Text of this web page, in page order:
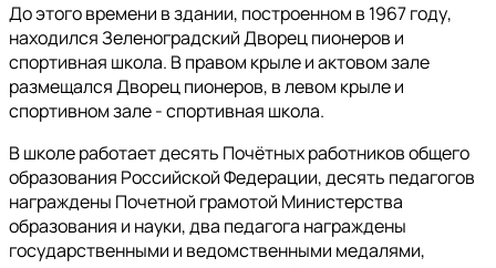
До этого времени в здании, построенном в 1967 году,
находился Зеленоградский Дворец пионеров и
спортивная школа. В правом крыле и актовом зале
размещался Дворец пионеров, в левом крыле и
спортивном зале - спортивная школа.
В школе работает десять Почётных работников общего
образования Российской Федерации, десять педагогов
награждены Почетной грамотой Министерства
образования и науки, два педагога награждены
государственными и ведомственными медалями,